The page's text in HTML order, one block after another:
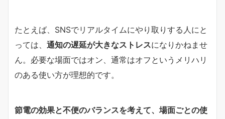
たとえば、SNSでリアルタイムにやり取りする人にと
っては、 通知の遅延が大きなストレスになりかねませ
ん。必要な場面ではオン、通常はオフというメリハリ
のある使い方が理想的です。
節電の効果と不便のバランスを考えて、場面ごとの使